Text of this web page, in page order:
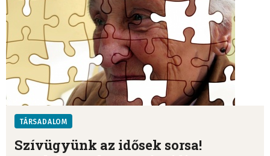
TÁRSADALOM
Szívügyünk az idősek sorsa!